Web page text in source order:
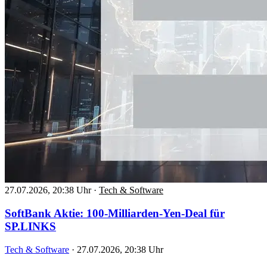
27.07.2026, 20:38 Uhr · Tech & Software
SoftBank Aktie: 100-Milliarden-Yen-Deal für
SP.LINKS
Tech & Software · 27.07.2026, 20:38 Uhr